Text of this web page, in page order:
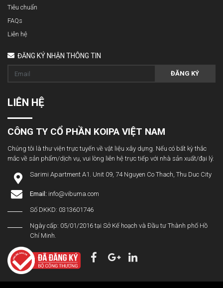
Tiêu chuẩn
FAQs
Liên hệ
ĐĂNG KÝ NHẬN THÔNG TIN
ĐĂNG KÝ
LIÊN HỆ
CÔNG TY CỔ PHẦN KOIPA VIỆT NAM
Chúng tôi là thư viện trực tuyến về vật liệu xây dựng. Nếu có bất kỳ thắc
mắc về sản phẩm/dịch vụ, vui lòng liên hệ trực tiếp với nhà sản xuất/đại lý.
Sarimi Apartment A1. Unit 09, 74 Nguyen Co Thach, Thu Duc City
Email: info@vibuma.com
Số DKKD: 0313601746
Ngày cấp: 05/01/2016 tại Sở Kế hoạch và Đầu tư Thành phố Hồ
Chí Minh.